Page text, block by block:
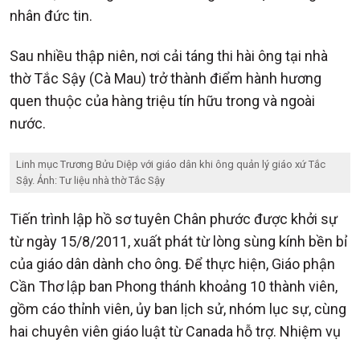
nhân đức tin.
Sau nhiều thập niên, nơi cải táng thi hài ông tại nhà
thờ Tắc Sậy (Cà Mau) trở thành điểm hành hương
quen thuộc của hàng triệu tín hữu trong và ngoài
nước.
Linh mục Trương Bửu Diệp với giáo dân khi ông quản lý giáo xứ Tắc
Sậy. Ảnh: Tư liệu nhà thờ Tắc Sậy
Tiến trình lập hồ sơ tuyên Chân phước được khởi sự
từ ngày 15/8/2011, xuất phát từ lòng sùng kính bền bỉ
của giáo dân dành cho ông. Để thực hiện, Giáo phận
Cần Thơ lập ban Phong thánh khoảng 10 thành viên,
gồm cáo thỉnh viên, ủy ban lịch sử, nhóm lục sự, cùng
hai chuyên viên giáo luật từ Canada hỗ trợ. Nhiệm vụ